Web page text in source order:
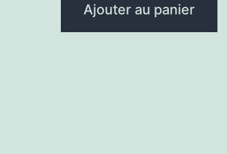
Ajouter au panier